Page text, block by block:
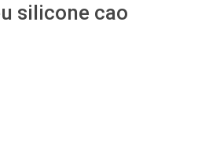
silicone cao